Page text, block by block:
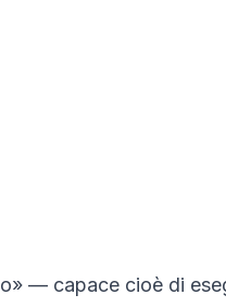
— capace cioè di